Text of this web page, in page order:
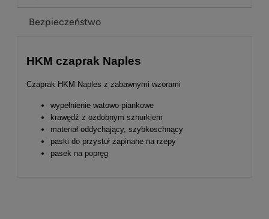
Bezpieczeństwo
HKM czaprak Naples
Czaprak HKM Naples z zabawnymi wzorami
wypełnienie watowo-piankowe
krawędź z ozdobnym sznurkiem
materiał oddychający, szybkoschnący
paski do przystuł zapinane na rzepy
pasek na popręg